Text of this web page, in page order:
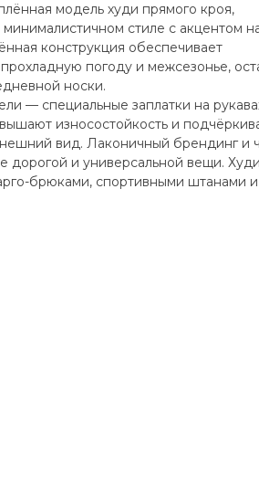
модель худи прямого кроя,
стиле с акцентом
конструкция обеспечивает
погоду и межсезонье,
носки.
— специальные заплатки на
износостойкость и
вид. Лаконичный брендинг и
и универсальной вещи.
брюками, спортивными штанами и